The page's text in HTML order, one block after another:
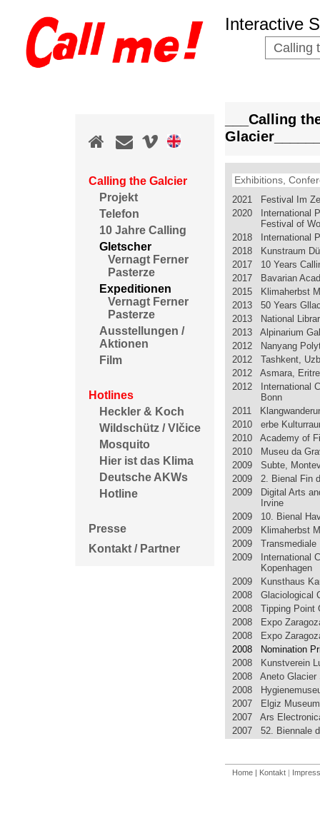
Calling the Galcier
Projekt
Telefon
10 Jahre Calling
Gletscher
Vernagt Ferner
Pasterze
Expeditionen
Vernagt Ferner
Pasterze
Ausstellungen /
Aktionen
Film
Hotlines
Heckler & Koch
Wildschütz / Vlčice
Mosquito
Hier ist das Klima
Deutsche AKWs
Hotline
Presse
Kontakt / Partner
Interactive
Calling
___Calling
Exhibitions,
2021 Festival Im
2020 International
Festival of
2018 International
2018 Kunstraum
2017 10 Years
2017 Bavarian
2015 Klimaherbst
2013 50 Years
2013 National
2013 Alpinarium
2012 Nanyang
2012 Tashkent,
2012 Asmara,
2012 International
Bonn
2011
2010 erbe
2010 Academy of
2010 Museu da
2009 Subte,
2009 2. Bienal Fin
2009 Digital Arts
Irvine
2009 10. Bienal
2009 Klimaherbst
2009 Transmediale
2009 International
Kopenhagen
2009 Kunsthaus
2008 Glaciological
2008 Tipping Point
2008 Expo
2008 Expo
2008 Nomination
2008 Kunstverein
2008 Aneto Glacier
2008
2007 Elgiz Museum
2007 Ars
2007 52. Biennale
Home | Kontakt |